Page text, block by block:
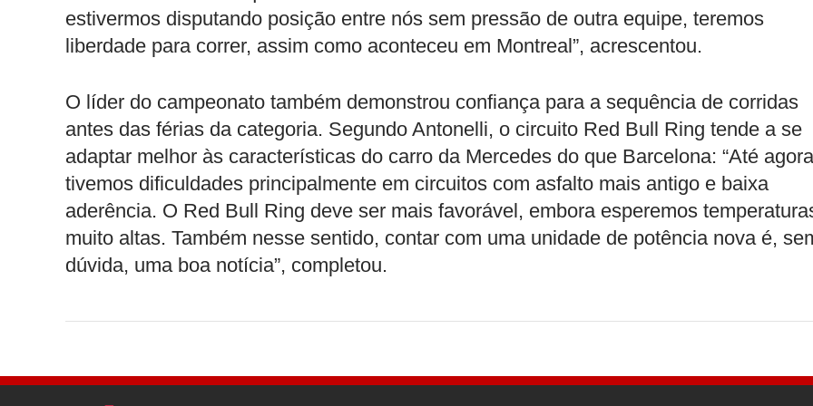
estivermos disputando posição entre nós sem pressão de outra equipe, teremos
liberdade para correr, assim como aconteceu em Montreal”, acrescentou.
O líder do campeonato também demonstrou confiança para a sequência de corridas
antes das férias da categoria. Segundo Antonelli, o circuito Red Bull Ring tende a se
adaptar melhor às características do carro da Mercedes do que Barcelona: “Até agora
tivemos dificuldades principalmente em circuitos com asfalto mais antigo e baixa
aderência. O Red Bull Ring deve ser mais favorável, embora esperemos
muito altas. Também nesse sentido, contar com uma unidade de potência nova é,
dúvida, uma boa notícia”, completou.